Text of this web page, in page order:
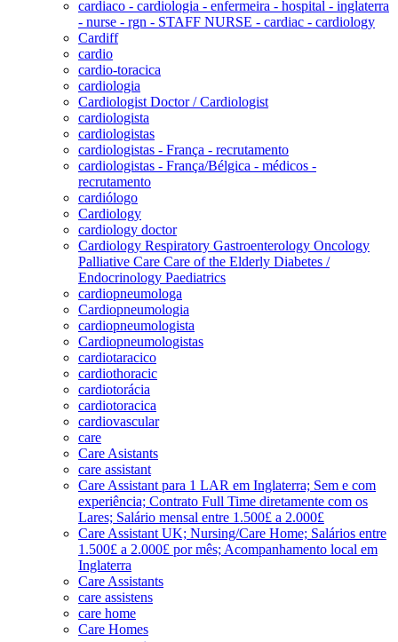
cardiaco - cardiologia - enfermeira - hospital - inglaterra
- nurse - rgn - STAFF NURSE - cardiac - cardiology
Cardiff
cardio
cardio-toracica
cardiologia
Cardiologist Doctor / Cardiologist
cardiologista
cardiologistas
cardiologistas - França - recrutamento
cardiologistas - França/Bélgica - médicos -
recrutamento
cardiólogo
Cardiology
cardiology doctor
Cardiology Respiratory Gastroenterology Oncology
Palliative Care Care of the Elderly Diabetes /
Endocrinology Paediatrics
cardiopneumologa
Cardiopneumologia
cardiopneumologista
Cardiopneumologistas
cardiotaracico
cardiothoracic
cardiotorácia
cardiotoracica
cardiovascular
care
Care Asistants
care assistant
Care Assistant para 1 LAR em Inglaterra; Sem e com
experiência; Contrato Full Time diretamente com os
Lares; Salário mensal entre 1.500£ a 2.000£
Care Assistant UK; Nursing/Care Home; Salários entre
1.500£ a 2.000£ por mês; Acompanhamento local em
Inglaterra
Care Assistants
care assistens
care home
Care Homes